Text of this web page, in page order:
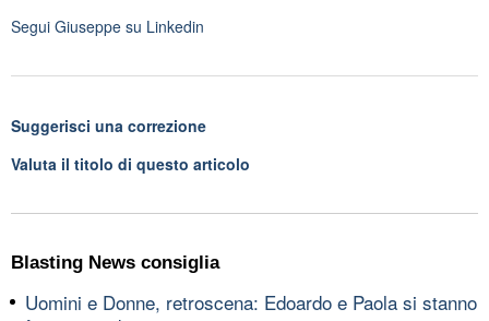
Segui Giuseppe su Linkedin
Suggerisci una correzione
Valuta il titolo di questo articolo
Blasting News consiglia
Uomini e Donne, retroscena: Edoardo e Paola si stanno